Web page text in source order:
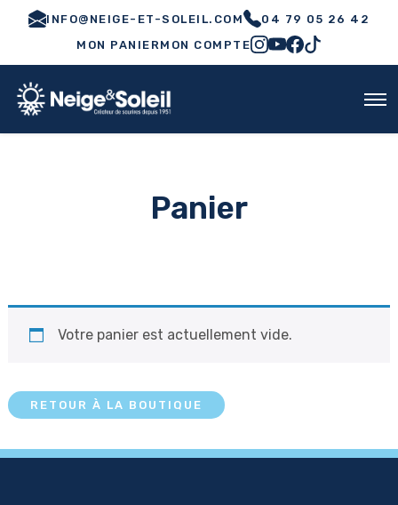
INFO@NEIGE-ET-SOLEIL.COM
04 79 05 26 42
MON PANIERMON COMPTE
Panier
Votre panier est actuellement vide.
RETOUR À LA BOUTIQUE